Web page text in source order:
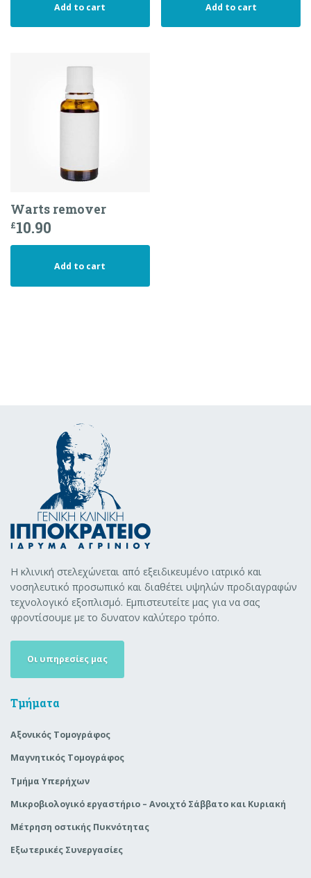
Add to cart Add to cart
Warts remover
£10.90
Add to cart
Η κλινική στελεχώνεται από εξειδικευμένο ιατρικό και
νοσηλευτικό προσωπικό και διαθέτει υψηλών προδιαγραφών
τεχνολογικό εξοπλισμό. Εμπιστευτείτε μας για να σας
φροντίσουμε με το δυνατον καλύτερο τρόπο.
Οι υπηρεσίες μας
Τμήματα
Αξονικός Τομογράφος
Μαγνητικός Τομογράφος
Τμήμα Υπερήχων
Μικροβιολογικό εργαστήριο – Ανοιχτό Σάββατο και Κυριακή
Μέτρηση οστικής Πυκνότητας
Εξωτερικές Συνεργασίες